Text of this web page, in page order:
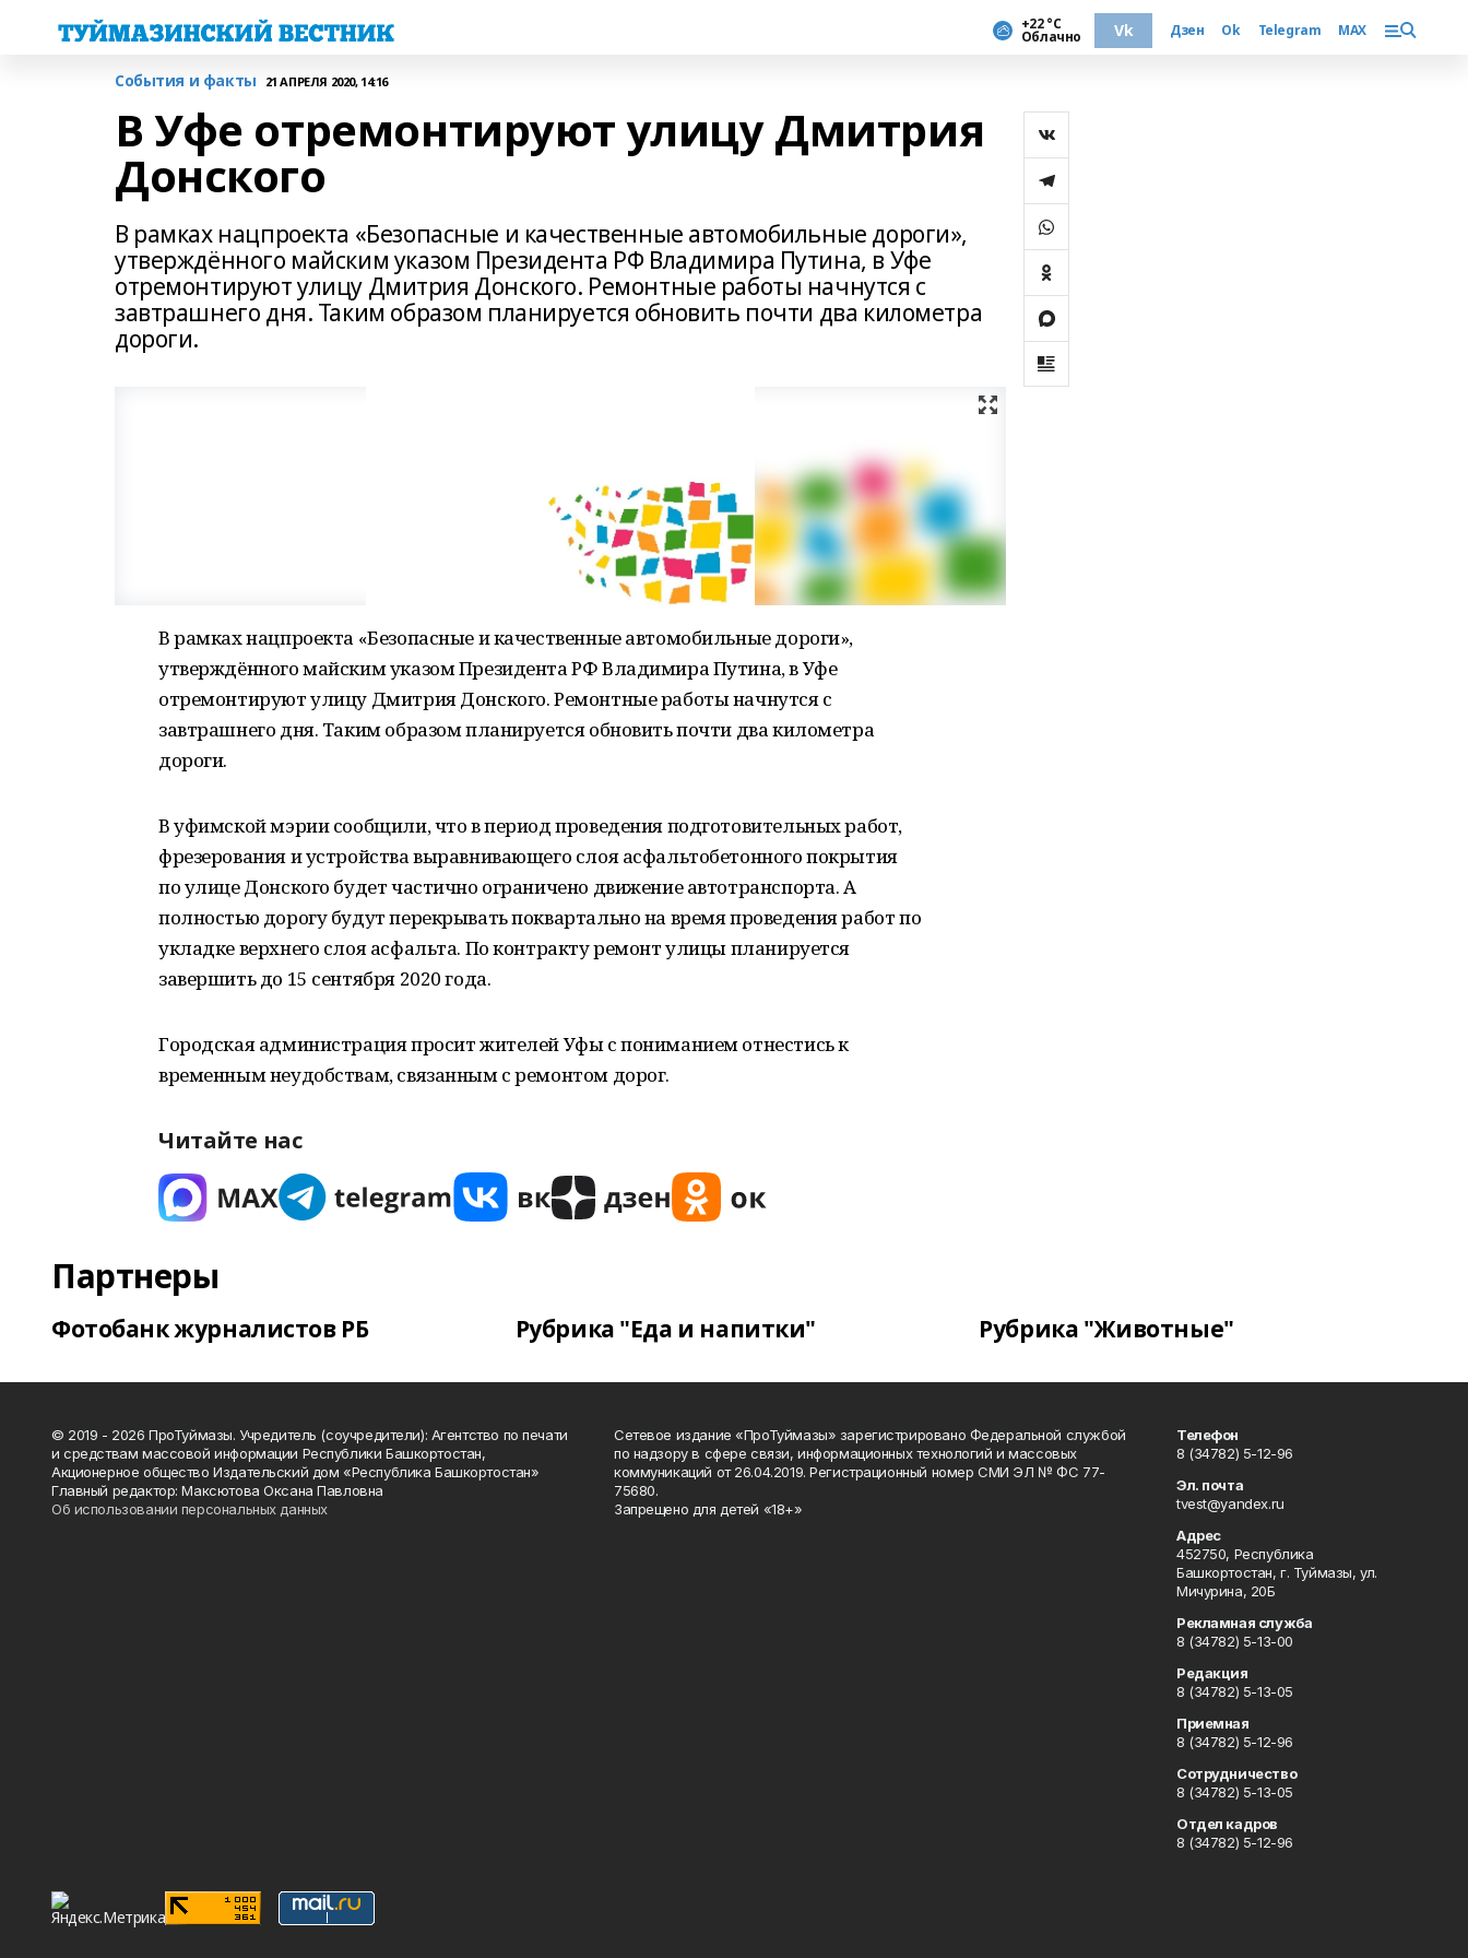
+22 °С
Облачно Vk Дзен Ok Telegram MAX
События и факты 21 АПРЕЛЯ 2020, 14:16
В Уфе отремонтируют улицу Дмитрия
Донского
В рамках нацпроекта «Безопасные и качественные автомобильные дороги»,
утверждённого майским указом Президента РФ Владимира Путина, в Уфе
отремонтируют улицу Дмитрия Донского. Ремонтные работы начнутся с
завтрашнего дня. Таким образом планируется обновить почти два километра
дороги.
В рамках нацпроекта «Безопасные и качественные автомобильные дороги»,
утверждённого майским указом Президента РФ Владимира Путина, в Уфе
отремонтируют улицу Дмитрия Донского. Ремонтные работы начнутся с
завтрашнего дня. Таким образом планируется обновить почти два километра
дороги.
В уфимской мэрии сообщили, что в период проведения подготовительных работ,
фрезерования и устройства выравнивающего слоя асфальтобетонного покрытия
по улице Донского будет частично ограничено движение автотранспорта. А
полностью дорогу будут перекрывать поквартально на время проведения работ по
укладке верхнего слоя асфальта. По контракту ремонт улицы планируется
завершить до 15 сентября 2020 года.
Городская администрация просит жителей Уфы с пониманием отнестись к
временным неудобствам, связанным с ремонтом дорог.
Читайте нас
Партнеры
Фотобанк журналистов РБ Рубрика "Еда и напитки" Рубрика "Животные"
© 2019 - 2026 ПроТуймазы. Учредитель (соучредители): Агентство по печати
и средствам массовой информации Республики Башкортостан,
Акционерное общество Издательский дом «Республика Башкортостан»
Главный редактор: Максютова Оксана Павловна
Об использовании персональных данных
Сетевое издание «ПроТуймазы» зарегистрировано Федеральной службой
по надзору в сфере связи, информационных технологий и массовых
коммуникаций от 26.04.2019. Регистрационный номер СМИ ЭЛ № ФС 77-
75680.
Запрещено для детей «18+»
Телефон
8 (34782) 5-12-96
Эл. почта
tvest@yandex.ru
Адрес
452750, Республика
Башкортостан, г. Туймазы, ул.
Мичурина, 20Б
Рекламная служба
8 (34782) 5-13-00
Редакция
8 (34782) 5-13-05
Приемная
8 (34782) 5-12-96
Сотрудничество
8 (34782) 5-13-05
Отдел кадров
8 (34782) 5-12-96